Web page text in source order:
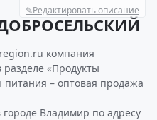
✎Редактировать описание
компания
«Продукты
питания – оптовая продажа
Владимир по адресу